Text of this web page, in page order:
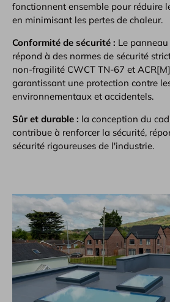
fonctionnent ensemble pour réduire
en minimisant les pertes de chaleur.
Conformité de sécurité : Le
répond à des normes de sécurité
non-fragilité CWCT TN-67 et
garantissant une protection contre
environnementaux et accidentels.
Sûr et durable : la conception du
contribue à renforcer la sécurité,
sécurité rigoureuses de l'industrie.